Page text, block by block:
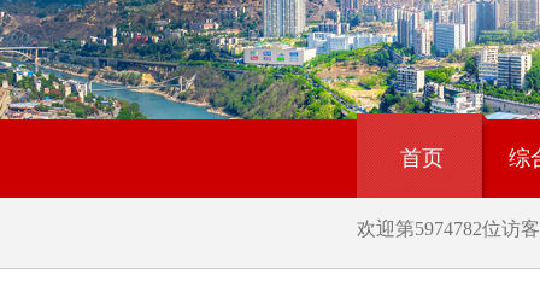
首页 综
欢迎第5974782位访客